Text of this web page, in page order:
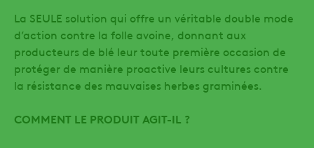
La SEULE solution qui offre un véritable double mode
d’action contre la folle avoine, donnant aux
producteurs de blé leur toute première occasion de
protéger de manière proactive leurs cultures contre
la résistance des mauvaises herbes graminées.
COMMENT LE PRODUIT AGIT-IL ?